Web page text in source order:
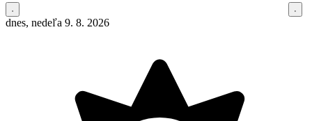
dnes, nedeľa 9. 8. 2026